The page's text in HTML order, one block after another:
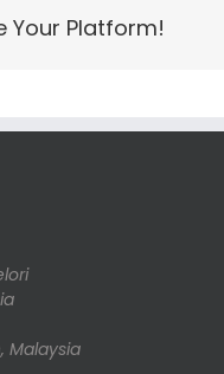
Your Platform!
Malaysia